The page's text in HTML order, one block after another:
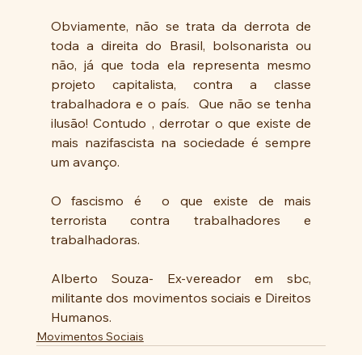
Obviamente, não se trata da derrota de
toda a direita do Brasil, bolsonarista ou
não, já que toda ela representa mesmo
projeto capitalista, contra a classe
trabalhadora e o país.  Que não se tenha
ilusão! Contudo , derrotar o que existe de
mais nazifascista na sociedade é sempre
um avanço.
O fascismo é  o que existe de mais
terrorista contra trabalhadores e
trabalhadoras.
Alberto Souza- Ex-vereador em sbc,
militante dos movimentos sociais e Direitos
Humanos.
Movimentos Sociais